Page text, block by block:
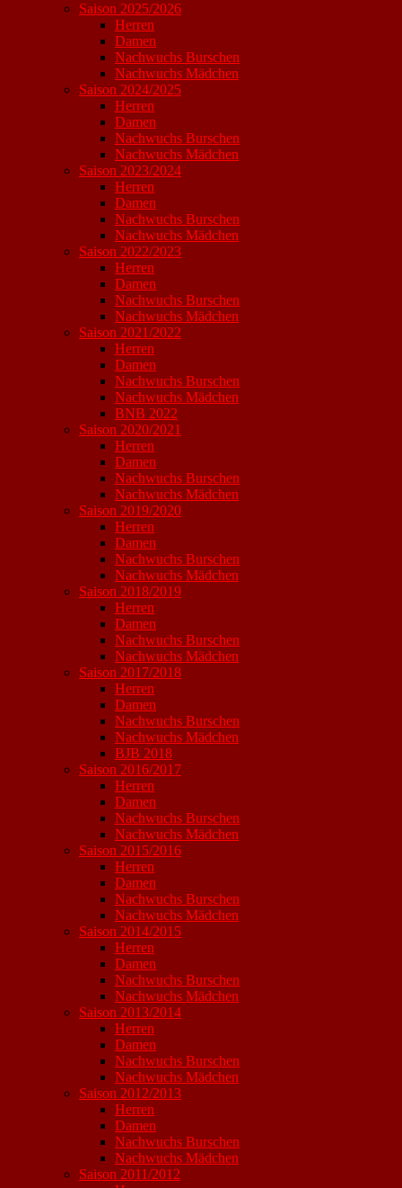
Saison 2025/2026
Herren
Damen
Nachwuchs Burschen
Nachwuchs Mädchen
Saison 2024/2025
Herren
Damen
Nachwuchs Burschen
Nachwuchs Mädchen
Saison 2023/2024
Herren
Damen
Nachwuchs Burschen
Nachwuchs Mädchen
Saison 2022/2023
Herren
Damen
Nachwuchs Burschen
Nachwuchs Mädchen
Saison 2021/2022
Herren
Damen
Nachwuchs Burschen
Nachwuchs Mädchen
BNB 2022
Saison 2020/2021
Herren
Damen
Nachwuchs Burschen
Nachwuchs Mädchen
Saison 2019/2020
Herren
Damen
Nachwuchs Burschen
Nachwuchs Mädchen
Saison 2018/2019
Herren
Damen
Nachwuchs Burschen
Nachwuchs Mädchen
Saison 2017/2018
Herren
Damen
Nachwuchs Burschen
Nachwuchs Mädchen
BJB 2018
Saison 2016/2017
Herren
Damen
Nachwuchs Burschen
Nachwuchs Mädchen
Saison 2015/2016
Herren
Damen
Nachwuchs Burschen
Nachwuchs Mädchen
Saison 2014/2015
Herren
Damen
Nachwuchs Burschen
Nachwuchs Mädchen
Saison 2013/2014
Herren
Damen
Nachwuchs Burschen
Nachwuchs Mädchen
Saison 2012/2013
Herren
Damen
Nachwuchs Burschen
Nachwuchs Mädchen
Saison 2011/2012